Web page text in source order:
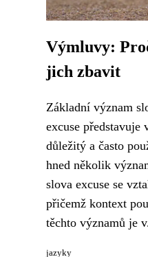
Výmluvy:
jich zbavit
Základní význam
excuse
důležitý a často
hned několik
slova excuse se
přičemž kontext
těchto významů je
jazyky